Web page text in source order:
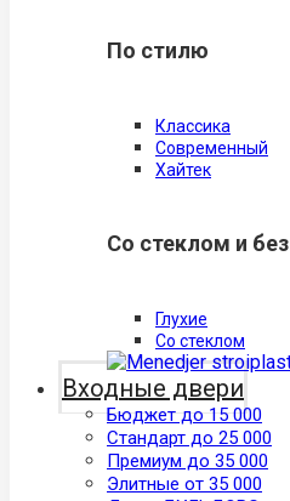
По стилю
Классика
Современный
Хайтек
Со стеклом и без
Глухие
Со стеклом
Входные двери
Бюджет до 15 000
Стандарт до 25 000
Премиум до 35 000
Элитные от 35 000